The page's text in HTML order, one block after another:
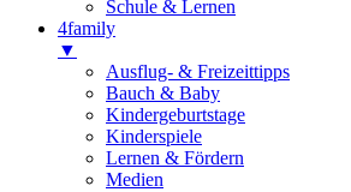
Schule & Lernen
4family
▼
Ausflug- & Freizeittipps
Bauch & Baby
Kindergeburtstage
Kinderspiele
Lernen & Fördern
Medien